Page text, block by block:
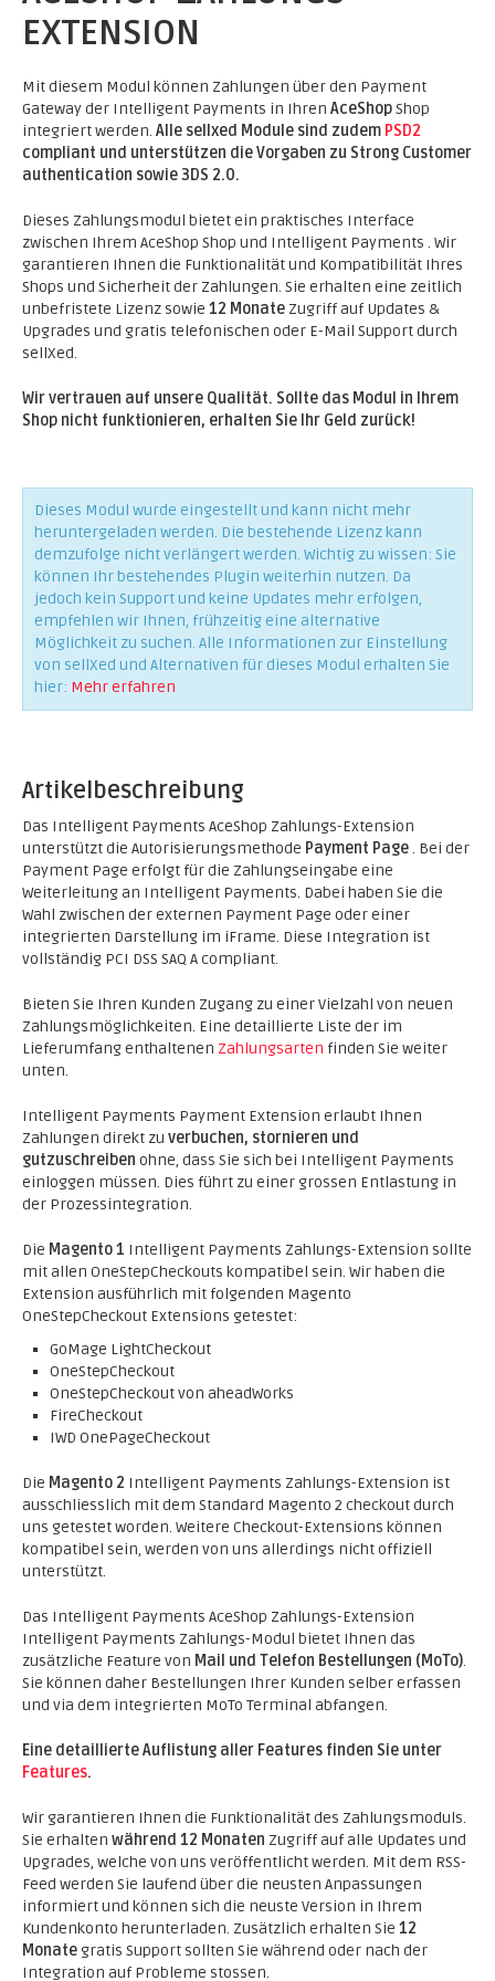
EXTENSION
Mit diesem Modul können Zahlungen über den Payment
Gateway der Intelligent Payments in Ihren AceShopShop
integriert werden. Alle sellxed Module sind zudem PSD2
compliant und unterstützen die Vorgaben zu Strong Customer
authentication sowie 3DS 2.0.
Dieses Zahlungsmodul bietet ein praktisches Interface
zwischen Ihrem AceShop Shop und Intelligent Payments . Wir
garantieren Ihnen die Funktionalität und Kompatibilität Ihres
Shops und Sicherheit der Zahlungen. Sie erhalten eine zeitlich
unbefristete Lizenz sowie 12 Monate Zugriff auf Updates &
Upgrades und gratis telefonischen oder E-Mail Support durch
sellXed.
Wir vertrauen auf unsere Qualität. Sollte das Modul in Ihrem
Shop nicht funktionieren, erhalten Sie Ihr Geld zurück!
Dieses Modul wurde eingestellt und kann nicht mehr
heruntergeladen werden. Die bestehende Lizenz kann
demzufolge nicht verlängert werden. Wichtig zu wissen: Sie
können Ihr bestehendes Plugin weiterhin nutzen. Da
jedoch kein Support und keine Updates mehr erfolgen,
empfehlen wir Ihnen, frühzeitig eine alternative
Möglichkeit zu suchen. Alle Informationen zur Einstellung
von sellXed und Alternativen für dieses Modul erhalten Sie
hier: Mehr erfahren
Artikelbeschreibung
Das Intelligent Payments AceShop Zahlungs-Extension
unterstützt die Autorisierungsmethode Payment Page. Bei der
Payment Page erfolgt für die Zahlungseingabe eine
Weiterleitung an Intelligent Payments. Dabei haben Sie die
Wahl zwischen der externen Payment Page oder einer
integrierten Darstellung im iFrame. Diese Integration ist
vollständig PCI DSS SAQ A compliant.
Bieten Sie Ihren Kunden Zugang zu einer Vielzahl von neuen
Zahlungsmöglichkeiten. Eine detaillierte Liste der im
Lieferumfang enthaltenen Zahlungsarten finden Sie weiter
unten.
Intelligent Payments Payment Extension erlaubt Ihnen
Zahlungen direkt zu verbuchen, stornieren und
gutzuschreiben ohne, dass Sie sich bei Intelligent Payments
einloggen müssen. Dies führt zu einer grossen Entlastung in
der Prozessintegration.
Die Magento 1 Intelligent Payments Zahlungs-Extension sollte
mit allen OneStepCheckouts kompatibel sein. Wir haben die
Extension ausführlich mit folgenden Magento
OneStepCheckout Extensions getestet:
GoMage LightCheckout
OneStepCheckout
OneStepCheckout von aheadWorks
FireCheckout
IWD OnePageCheckout
Die Magento 2 Intelligent Payments Zahlungs-Extension ist
ausschliesslich mit dem Standard Magento 2 checkout durch
uns getestet worden. Weitere Checkout-Extensions können
kompatibel sein, werden von uns allerdings nicht offiziell
unterstützt.
Das Intelligent Payments AceShop Zahlungs-Extension
Intelligent Payments Zahlungs-Modul bietet Ihnen das
zusätzliche Feature von Mail und Telefon Bestellungen (MoTo).
Sie können daher Bestellungen Ihrer Kunden selber erfassen
und via dem integrierten MoTo Terminal abfangen.
Eine detaillierte Auflistung aller Features finden Sie unter
Features.
Wir garantieren Ihnen die Funktionalität des Zahlungsmoduls.
Sie erhalten während 12 Monaten Zugriff auf alle Updates und
Upgrades, welche von uns veröffentlicht werden. Mit dem RSS-
Feed werden Sie laufend über die neusten Anpassungen
informiert und können sich die neuste Version in Ihrem
Kundenkonto herunterladen. Zusätzlich erhalten Sie 12
Monategratis Support sollten Sie während oder nach der
Integration auf Probleme stossen.